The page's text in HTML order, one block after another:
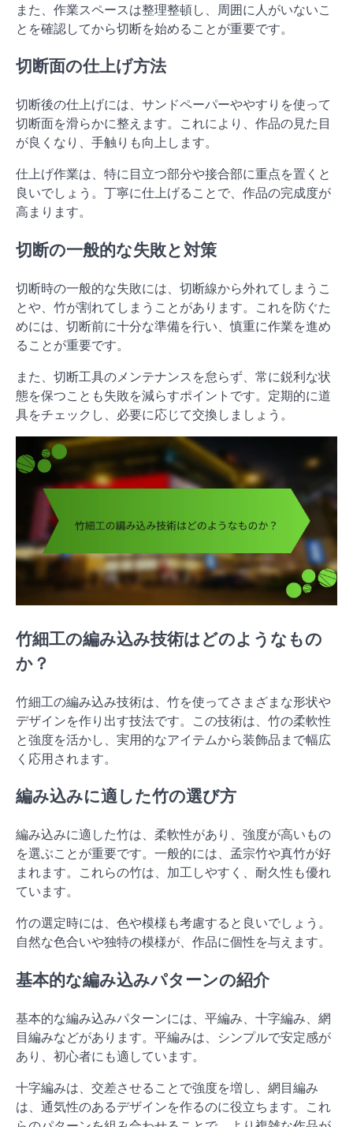
また、作業スペースは整理整頓し、周囲に人がいないこ
とを確認してから切断を始めることが重要です。
切断面の仕上げ方法
切断後の仕上げには、サンドペーパーややすりを使って
切断面を滑らかに整えます。これにより、作品の見た目
が良くなり、手触りも向上します。
仕上げ作業は、特に目立つ部分や接合部に重点を置くと
良いでしょう。丁寧に仕上げることで、作品の完成度が
高まります。
切断の一般的な失敗と対策
切断時の一般的な失敗には、切断線から外れてしまうこ
とや、竹が割れてしまうことがあります。これを防ぐた
めには、切断前に十分な準備を行い、慎重に作業を進め
ることが重要です。
また、切断工具のメンテナンスを怠らず、常に鋭利な状
態を保つことも失敗を減らすポイントです。定期的に道
具をチェックし、必要に応じて交換しましょう。
竹細工の編み込み技術はどのようなもの
か？
竹細工の編み込み技術は、竹を使ってさまざまな形状や
デザインを作り出す技法です。この技術は、竹の柔軟性
と強度を活かし、実用的なアイテムから装飾品まで幅広
く応用されます。
編み込みに適した竹の選び方
編み込みに適した竹は、柔軟性があり、強度が高いもの
を選ぶことが重要です。一般的には、孟宗竹や真竹が好
まれます。これらの竹は、加工しやすく、耐久性も優れ
ています。
竹の選定時には、色や模様も考慮すると良いでしょう。
自然な色合いや独特の模様が、作品に個性を与えます。
基本的な編み込みパターンの紹介
基本的な編み込みパターンには、平編み、十字編み、網
目編みなどがあります。平編みは、シンプルで安定感が
あり、初心者にも適しています。
十字編みは、交差させることで強度を増し、網目編み
は、通気性のあるデザインを作るのに役立ちます。これ